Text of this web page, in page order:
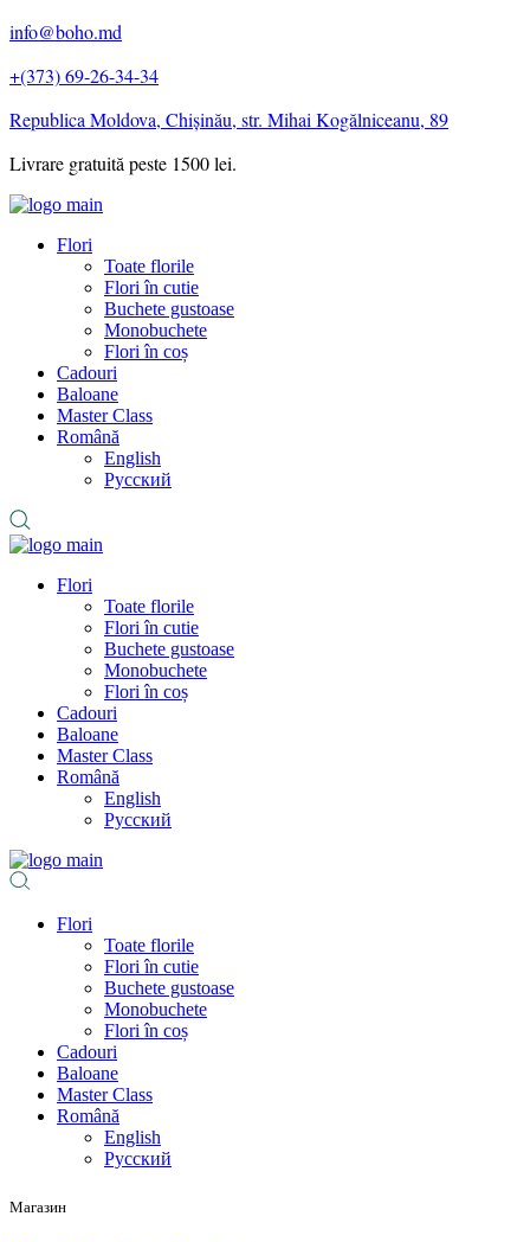
info@boho.md
+(373) 69-26-34-34
Republica Moldova, Chișinău, str. Mihai Kogălniceanu, 89
Livrare gratuită peste 1500 lei.
Flori
Toate florile
Flori în cutie
Buchete gustoase
Monobuchete
Flori în coș
Cadouri
Baloane
Master Class
Română
English
Русский
Flori
Toate florile
Flori în cutie
Buchete gustoase
Monobuchete
Flori în coș
Cadouri
Baloane
Master Class
Română
English
Русский
Flori
Toate florile
Flori în cutie
Buchete gustoase
Monobuchete
Flori în coș
Cadouri
Baloane
Master Class
Română
English
Русский
Магазин